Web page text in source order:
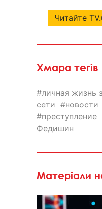
Читайте
Хмара тегів
личная жизнь
сети
новости
преступление
Федишин
Матеріали